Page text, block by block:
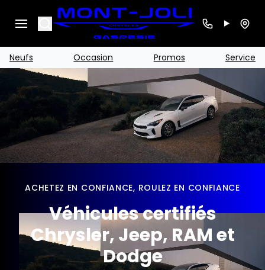
Search
Neufs Occasion Promos Service
ACHETEZ EN CONFIANCE, ROULEZ EN CONFIANCE
Véhicules certifiés
Chrysler, Jeep, RAM et
Dodge